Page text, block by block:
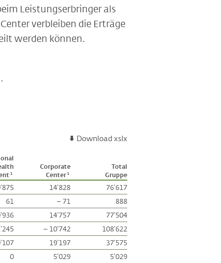
Leistungserbringer als
verbleiben die Erträge
werden können.
Download xslx
1
Corporate
Center1
Total
Gruppe
14'828
76'617
61
– 71
888
14'757
77'504
– 10'742
108'622
19'197
37'575
0
5'029 5'029